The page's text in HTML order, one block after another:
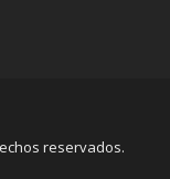
reservados.